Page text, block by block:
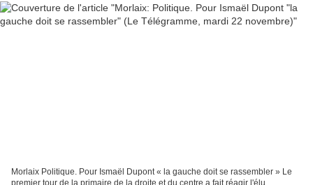
Morlaix Politique. Pour Ismaël Dupont « la gauche doit se rassembler » Le
premier tour de la primaire de la droite et du centre a fait réagir l'élu